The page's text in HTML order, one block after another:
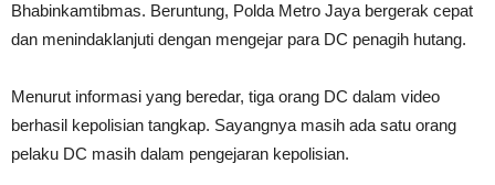
Bhabinkamtibmas. Beruntung, Polda Metro Jaya bergerak cepat
dan menindaklanjuti dengan mengejar para DC penagih hutang.
Menurut informasi yang beredar, tiga orang DC dalam video
berhasil kepolisian tangkap. Sayangnya masih ada satu orang
pelaku DC masih dalam pengejaran kepolisian.